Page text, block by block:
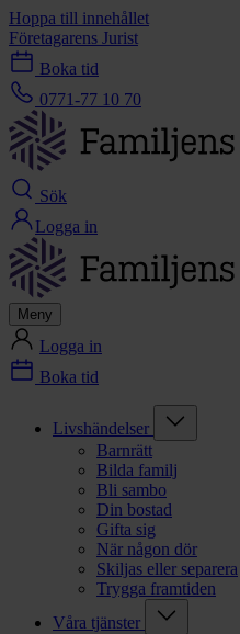
Hoppa till innehållet
Företagarens Jurist
Boka tid
0771-77 10 70
Sök
Logga in
Meny
Logga in
Boka tid
Livshändelser
Barnrätt
Bilda familj
Bli sambo
Din bostad
Gifta sig
När någon dör
Skiljas eller separera
Trygga framtiden
Våra tjänster